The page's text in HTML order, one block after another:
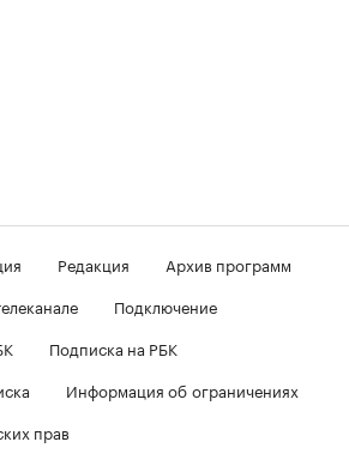
Редакция
Архив программ
Подключение
Подписка на РБК
Информация об ограничениях
прав